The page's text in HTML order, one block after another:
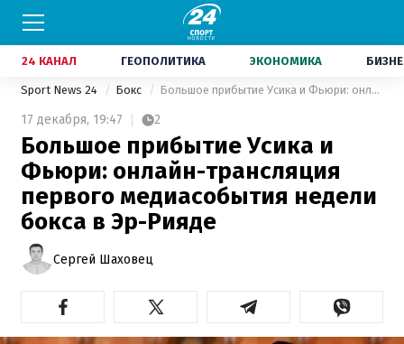
24 КАНАЛ ГЕОПОЛИТИКА ЭКОНОМИКА
Sport News 24 Бокс Большое прибытие Усика и Фьюри: онлайн-трансляция первого медиасобытия недели бокса в Эр-Рияде
17 декабря, 19:47 2
Большое прибытие Усика и
Фьюри: онлайн-трансляция
первого медиасобытия недели
бокса в Эр-Рияде
Сергей Шаховец